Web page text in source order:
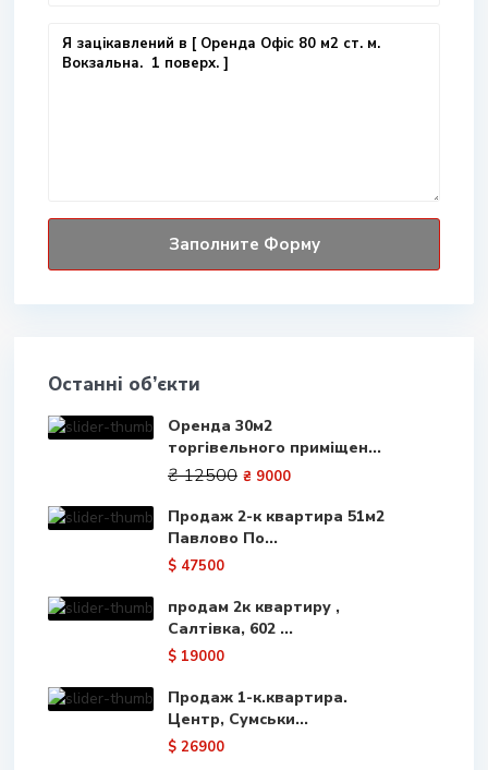
Останні об’єкти
Оренда 30м2
торгівельного приміщен...
₴ 12500 ₴ 9000
Продаж 2-к квартира 51м2
Павлово По...
$ 47500
продам 2к квартиру ,
Салтівка, 602 ...
$ 19000
Продаж 1-к.квартира.
Центр, Сумськи...
$ 26900